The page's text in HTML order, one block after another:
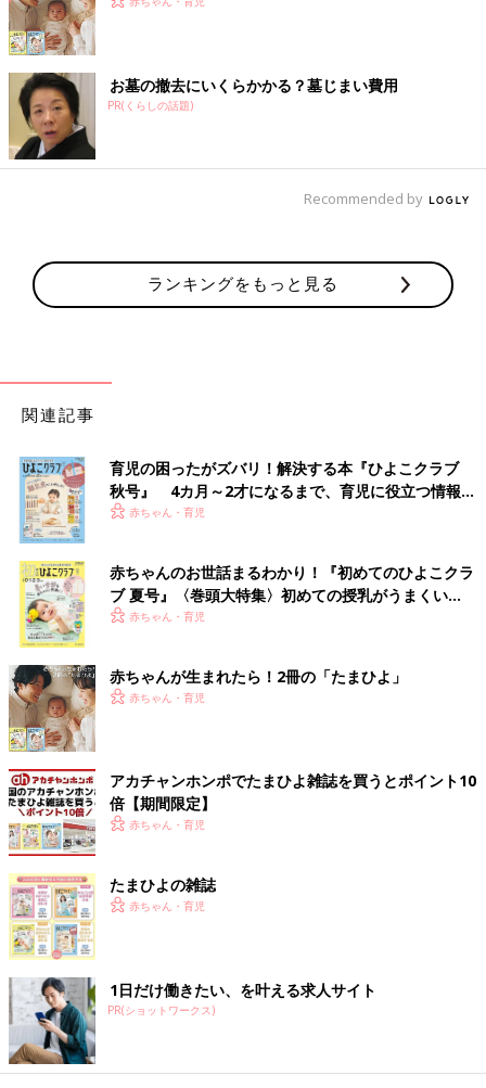
お墓の撤去にいくらかかる？墓じまい費用
PR(くらしの話題)
Recommended by
ランキングをもっと見る
関連記事
育児の困ったがズバリ！解決する本『ひよこクラブ
秋号』 4カ月～2才になるまで、育児に役立つ情報が
いっぱい！
赤ちゃん・育児
赤ちゃんのお世話まるわかり！『初めてのひよこクラ
ブ 夏号』〈巻頭大特集〉初めての授乳がうまくい
く！ おっぱい・ミルクの基本と夏のトラブル 解決テ
赤ちゃん・育児
赤ちゃんが生まれたら！2冊の「たまひよ」
赤ちゃん・育児
アカチャンホンポでたまひよ雑誌を買うとポイント10
倍【期間限定】
赤ちゃん・育児
たまひよの雑誌
赤ちゃん・育児
1日だけ働きたい、を叶える求人サイト
PR(ショットワークス)